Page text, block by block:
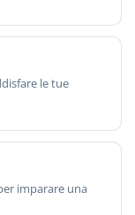
le tue
imparare una